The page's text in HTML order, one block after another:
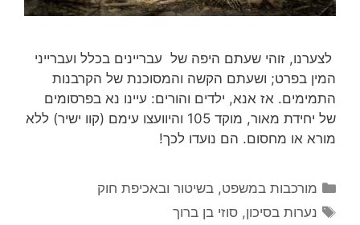
לצערנו, זוהי שעתם היפה של עבריינים בכלל ועברייני
המין בפרט; ושעתם הקשה והמסוכנת של הקרבנות
התמימים. אז אנא, ילדים והורים: עיינו נא בפרסומים
של יחידת מאור, מוקד 105 והיוועצו עימם (קוו ישיר) ללא
מורא או מחסום. הם נועדו לכך!
קטגוריות
מורכבות במשפט, בשיטור ובאכיפת חוק
תגיות
נערות בסיכון,סוזי בן ברוך